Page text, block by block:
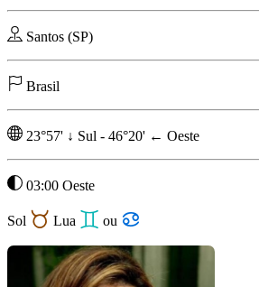
Santos (SP)
Brasil
23°57' ↓ Sul - 46°20' ← Oeste
03:00 Oeste
Sol Lua ou